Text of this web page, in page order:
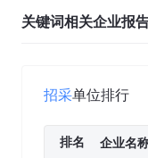
关键词相关企业报
招采单位排行
排名 企业名